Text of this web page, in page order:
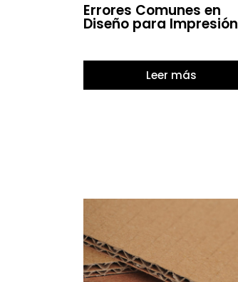
Errores Comunes en
Diseño para Impresión
Leer más